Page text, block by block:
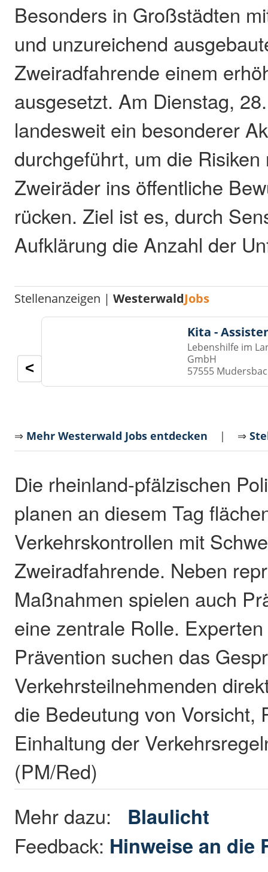
Besonders in Großstädten
und unzureichend
Zweiradfahrende einem
ausgesetzt. Am Dienstag,
landesweit ein besonderer
durchgeführt, um die Risiken
Zweiräder ins öffentliche
rücken. Ziel ist es, durch
Aufklärung die Anzahl der
Stellenanzeigen |WesterwaldJobs
Kita -
Lebenshilfe im
GmbH
57555
<
⇒ Mehr Westerwald Jobs entdecken | ⇒
Die rheinland-pfälzischen
planen an diesem Tag
Verkehrskontrollen mit
Zweiradfahrende. Neben
Maßnahmen spielen auch
eine zentrale Rolle.
Prävention suchen das
Verkehrsteilnehmenden
die Bedeutung von Vorsicht,
Einhaltung der
(PM/Red)
Mehr dazu: Blaulicht
Feedback: Hinweise an die